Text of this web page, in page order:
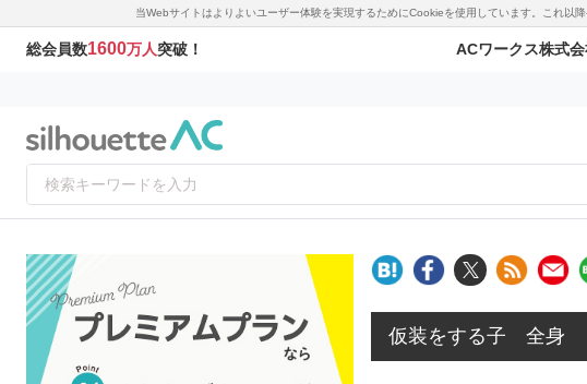
当Webサイトはよりよいユーザー体験を実現するためにCookieを使用しています。これ以
総会員数1600万人突破！ ACワークス株式
仮装をする子 全身